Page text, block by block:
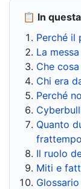
📋 In
Perché il
La
Che
Chi era
Perché
Quanto
frattempo
Il ruolo
Miti e
Glossario